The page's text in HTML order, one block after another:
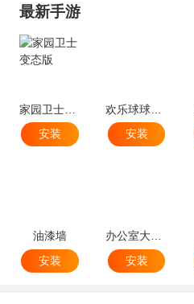
最新手游
家园卫士变态版
安装
安装
油漆墙
安装
安装